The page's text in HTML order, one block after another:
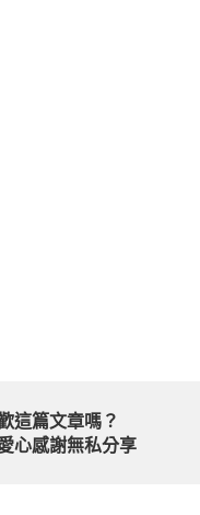
這篇文章嗎？
心感謝無私分享